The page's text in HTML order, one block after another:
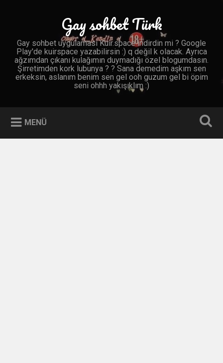
Gay sohbet Türk
Gay sohbet uygulaması Kuir.space indirdin mi ? Google
Play'de kuirspace yazabilirsin :) q değil k olacak. Ayrıca
ağzımdan çıkanı kulağımın duymadığı özel blogumdasın.
Şirretimden kork lubunya ? ? Sana demedim aşkım sen
erkeksin, aslanım benim sen gel ooh guzum gel bi öpim
seni ohhh yakışıklım :)
MENÜ